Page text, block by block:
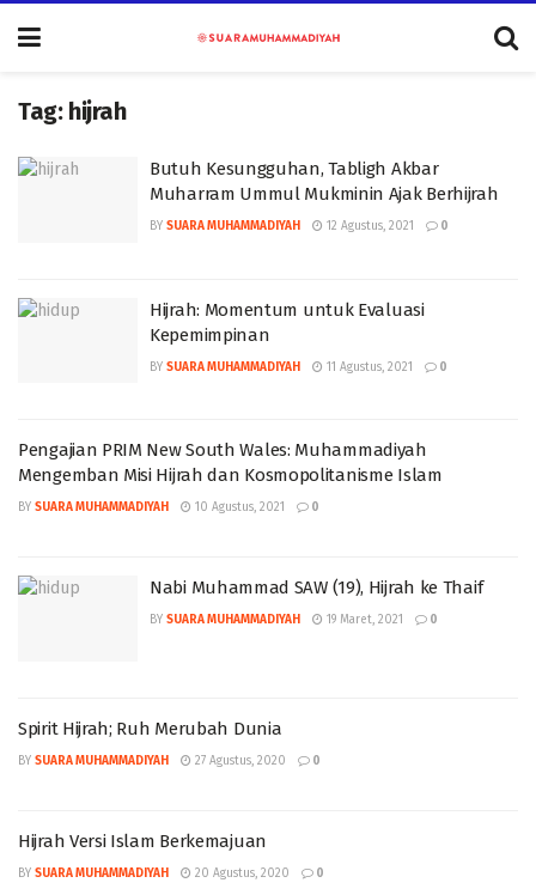
Tag: hijrah
Butuh Kesungguhan, Tabligh Akbar
Muharram Ummul Mukminin Ajak Berhijrah
BY SUARA MUHAMMADIYAH 12 Agustus, 2021 0
Hijrah: Momentum untuk Evaluasi
Kepemimpinan
BY SUARA MUHAMMADIYAH 11 Agustus, 2021 0
Pengajian PRIM New South Wales: Muhammadiyah
Mengemban Misi Hijrah dan Kosmopolitanisme Islam
BY SUARA MUHAMMADIYAH 10 Agustus, 2021 0
Nabi Muhammad SAW (19), Hijrah ke Thaif
BY SUARA MUHAMMADIYAH 19 Maret, 2021 0
Spirit Hijrah; Ruh Merubah Dunia
BY SUARA MUHAMMADIYAH 27 Agustus, 2020 0
Hijrah Versi Islam Berkemajuan
BY SUARA MUHAMMADIYAH 20 Agustus, 2020 0